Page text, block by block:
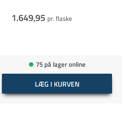
1.649,95 pr. flaske
75 på lager online
LÆG I KURVEN